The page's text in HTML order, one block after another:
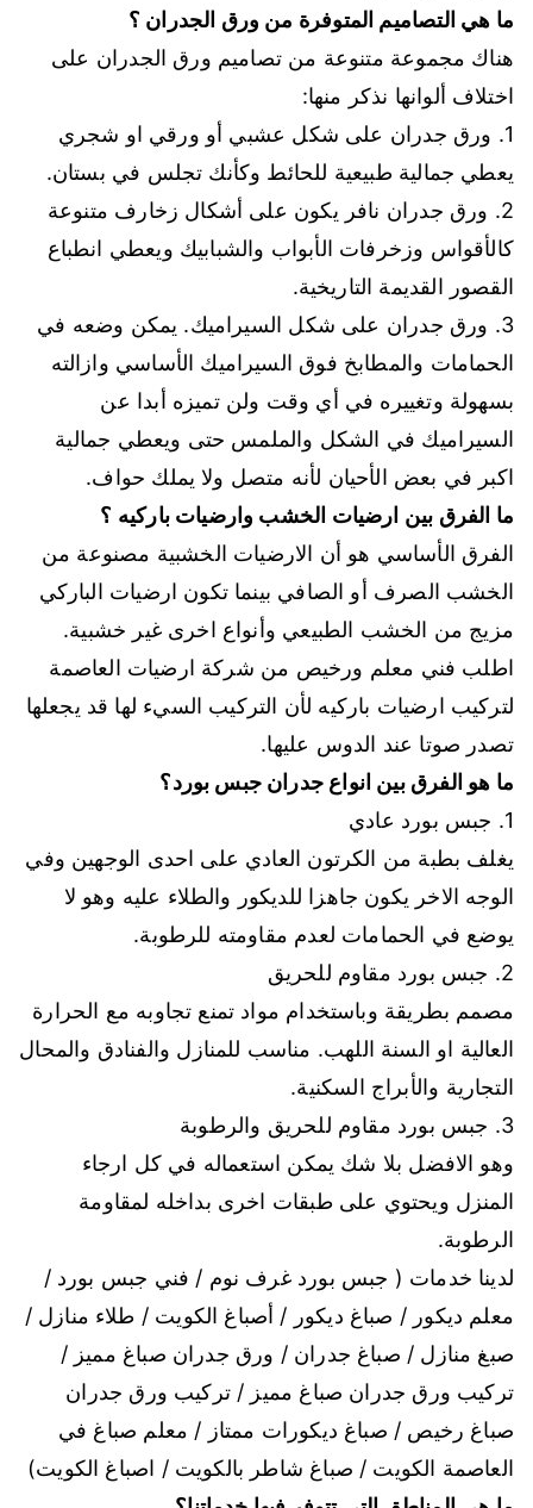
ما هي التصاميم المتوفرة من ورق الجدران ؟
هناك مجموعة متنوعة من تصاميم ورق الجدران على
اختلاف ألوانها نذكر منها:
1. ورق جدران على شكل عشبي أو ورقي او شجري
يعطي جمالية طبيعية للحائط وكأنك تجلس في بستان.
2. ورق جدران نافر يكون على أشكال زخارف متنوعة
كالأقواس وزخرفات الأبواب والشبابيك ويعطي انطباع
القصور القديمة التاريخية.
3. ورق جدران على شكل السيراميك. يمكن وضعه في
الحمامات والمطابخ فوق السيراميك الأساسي وازالته
بسهولة وتغييره في أي وقت ولن تميزه أبدا عن
السيراميك في الشكل والملمس حتى ويعطي جمالية
اكبر في بعض الأحيان لأنه متصل ولا يملك حواف.
ما الفرق بين ارضيات الخشب وارضيات باركيه ؟
الفرق الأساسي هو أن الارضيات الخشبية مصنوعة من
الخشب الصرف أو الصافي بينما تكون ارضيات الباركي
مزيج من الخشب الطبيعي وأنواع اخرى غير خشبية.
اطلب فني معلم ورخيص من شركة ارضيات العاصمة
لتركيب ارضيات باركيه لأن التركيب السيء لها قد يجعلها
تصدر صوتا عند الدوس عليها.
ما هو الفرق بين انواع جدران جبس بورد؟
1. جبس بورد عادي
يغلف بطبة من الكرتون العادي على احدى الوجهين وفي
الوجه الاخر يكون جاهزا للديكور والطلاء عليه وهو لا
يوضع في الحمامات لعدم مقاومته للرطوبة.
2. جبس بورد مقاوم للحريق
مصمم بطريقة وباستخدام مواد تمنع تجاوبه مع الحرارة
العالية او السنة اللهب. مناسب للمنازل والفنادق والمحال
التجارية والأبراج السكنية.
3. جبس بورد مقاوم للحريق والرطوبة
وهو الافضل بلا شك يمكن استعماله في كل ارجاء
المنزل ويحتوي على طبقات اخرى بداخله لمقاومة
الرطوبة.
لدينا خدمات ( جبس بورد غرف نوم / فني جبس بورد /
معلم ديكور / صباغ ديكور / أصباغ الكويت / طلاء منازل /
صبغ منازل / صباغ جدران / ورق جدران صباغ مميز /
تركيب ورق جدران صباغ مميز / تركيب ورق جدران
صباغ رخيص / صباغ ديكورات ممتاز / معلم صباغ في
العاصمة الكويت / صباغ شاطر بالكويت / اصباغ الكويت)